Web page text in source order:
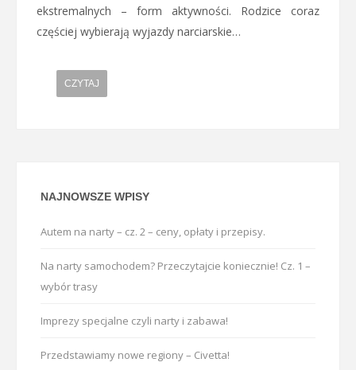
ekstremalnych – form aktywności. Rodzice coraz
częściej wybierają wyjazdy narciarskie…
CZYTAJ
NAJNOWSZE WPISY
Autem na narty – cz. 2 – ceny, opłaty i przepisy.
Na narty samochodem? Przeczytajcie koniecznie! Cz. 1 –
wybór trasy
Imprezy specjalne czyli narty i zabawa!
Przedstawiamy nowe regiony – Civetta!